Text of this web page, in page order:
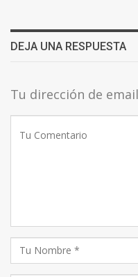
DEJA UNA RESPUESTA
Tu dirección de